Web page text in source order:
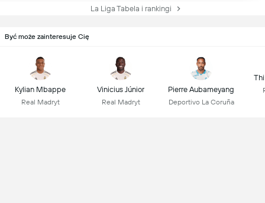
La Liga Tabela i rankingi
Być może zainteresuje Cię
Kylian Mbappe
Real Madryt
Vinicius Júnior
Real Madryt
Pierre Aubameyang
Deportivo La Coruña